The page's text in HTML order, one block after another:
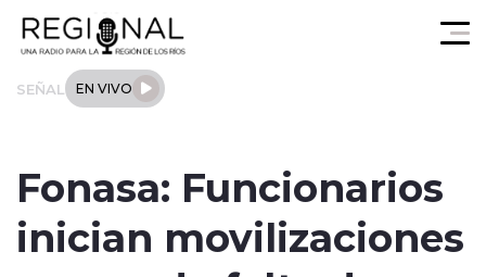
SEÑAL EN VIVO
Fonasa: Funcionarios
inician movilizaciones